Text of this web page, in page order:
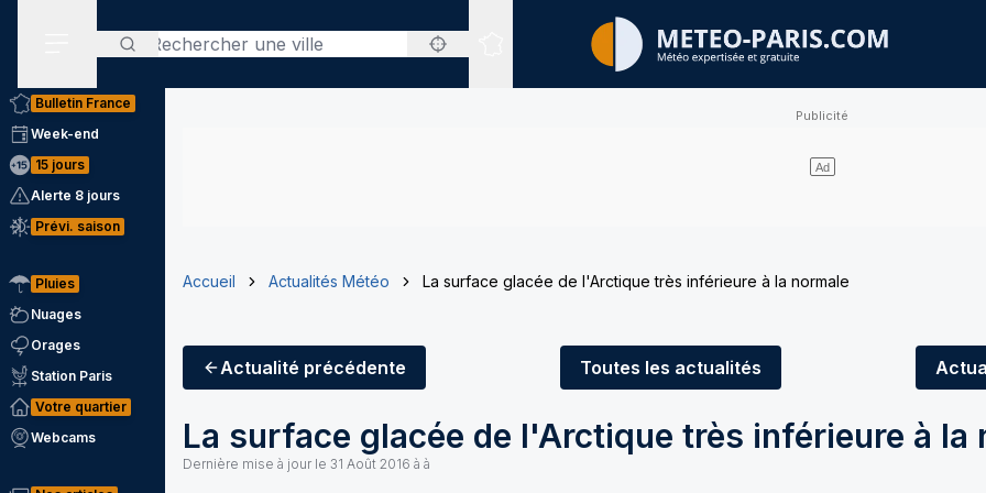
Rechercher
Sites expertisés
Bulletin France
Week-end
15 jours
Alerte 8 jours
Prévi. saison
Pluies
Nuages
Orages
Station Paris
Votre quartier
Webcams
Accueil Actualités Météo La surface glacée de l'Arctique très inférieure à la normale
Actualité précédente Toutes les actualités
La surface glacée de l'Arctique très inférieure à la
Dernière mise à jour le 31 Août 2016 à à